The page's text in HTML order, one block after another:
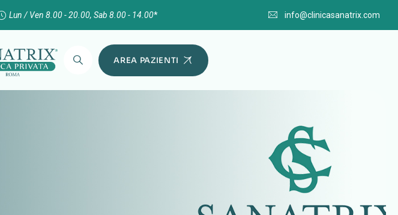
Lun / Ven 8.00 - 20.00, Sab 8.00 - 14.00* info@clinicasanatrix.com
AREA PAZIENTI